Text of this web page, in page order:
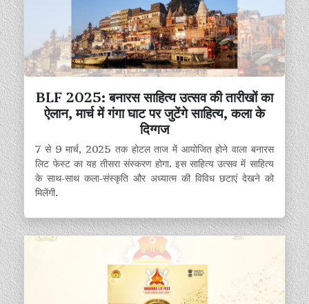
BLF 2025: बनारस साहित्य उत्सव की तारीखों का
ऐलान, मार्च में गंगा घाट पर जुटेंगे साहित्य, कला के
दिग्गज
7 से 9 मार्च, 2025 तक होटल ताज में आयोजित होने वाला बनारस
लिट फेस्ट का यह तीसरा संस्करण होगा. इस साहित्य उत्सव में साहित्य
के साथ-साथ कला-संस्कृति और अध्यात्म की विविध छटाएं देखने को
मिलेंगी.